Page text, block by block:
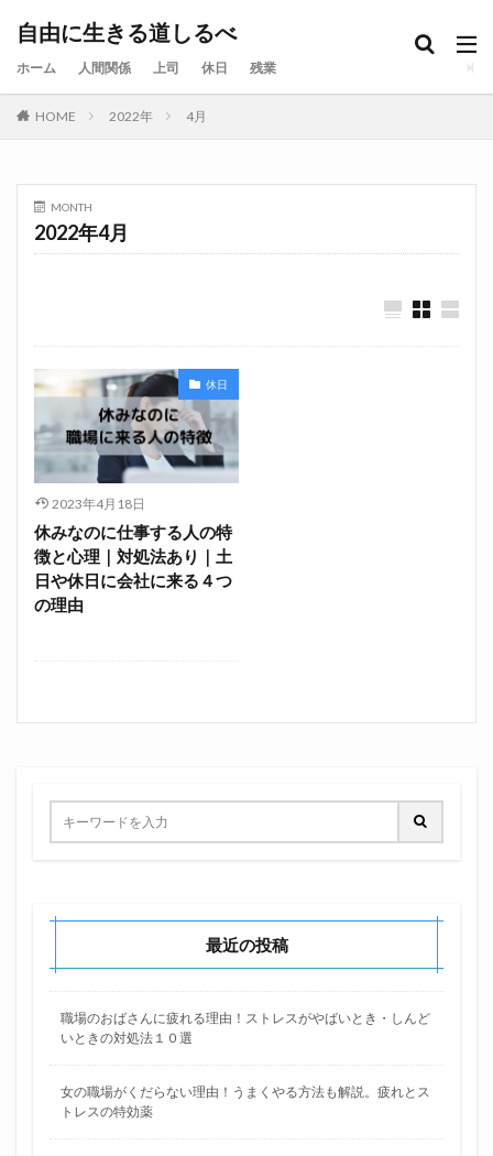
自由に生きる道しるべ
ホーム 人間関係 上司 休日 残業
HOME 2022年 4月
MONTH
2022年4月
休日
2023年4月18日
休みなのに仕事する人の特
徴と心理｜対処法あり｜土
日や休日に会社に来る４つ
の理由
最近の投稿
職場のおばさんに疲れる理由！ストレスがやばいとき・しんど
いときの対処法１０選
女の職場がくだらない理由！うまくやる方法も解説。疲れとス
トレスの特効薬